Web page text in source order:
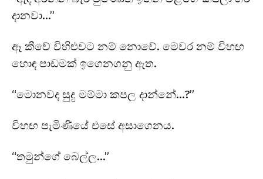
දානවා…”
ඈ කීවේ විහිළුවට නම් නොවේ. මෙවර නම් විහඟ
හොඳ පාඩමක් ඉගෙනගනු ඇත.
“මොනවද සුදු මම්මා කපල දාන්නේ…?”
විහඟ පැමිණියේ එසේ අසාගෙනය.
“තමුන්ගේ බෙල්ල…”